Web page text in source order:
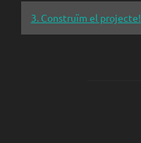
3. Construïm el projecte!